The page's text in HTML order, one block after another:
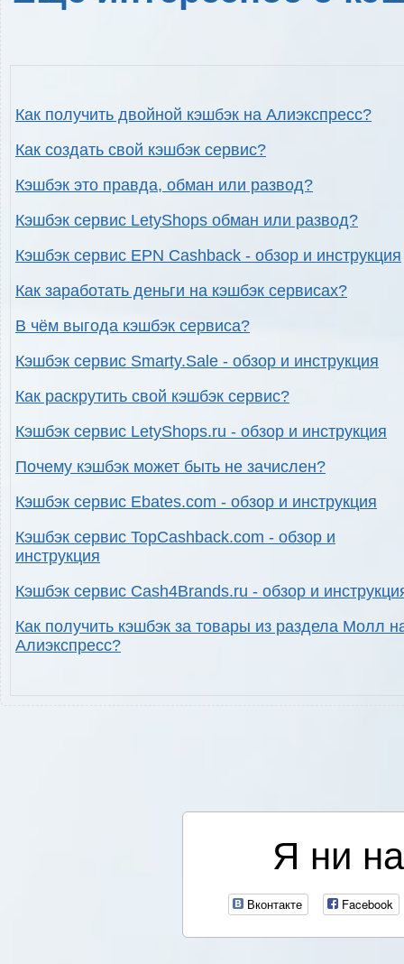
Как получить двойной кэшбэк на Алиэкспресс?
Как создать свой кэшбэк сервис?
Кэшбэк это правда, обман или развод?
Кэшбэк сервис LetyShops обман или развод?
Кэшбэк сервис EPN Cashback - обзор и инструкция
Как заработать деньги на кэшбэк сервисах?
В чём выгода кэшбэк сервиса?
Кэшбэк сервис Smarty.Sale - обзор и инструкция
Как раскрутить свой кэшбэк сервис?
Кэшбэк сервис LetyShops.ru - обзор и инструкция
Почему кэшбэк может быть не зачислен?
Кэшбэк сервис Ebates.com - обзор и инструкция
Кэшбэк сервис TopCashback.com - обзор и
инструкция
Кэшбэк сервис Cash4Brands.ru - обзор и
Как получить кэшбэк за товары из раздела Молл
Алиэкспресс?
Я ни
Вконтакте Facebook